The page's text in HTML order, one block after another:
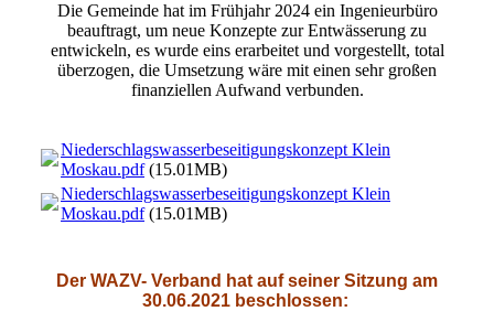
Die Gemeinde hat im Frühjahr 2024 ein Ingenieurbüro
beauftragt, um neue Konzepte zur Entwässerung zu
entwickeln, es wurde eins erarbeitet und vorgestellt, total
überzogen, die Umsetzung wäre mit einen sehr großen
finanziellen Aufwand verbunden.
Niederschlagswasserbeseitigungskonzept Klein
Moskau.pdf(15.01MB)
Niederschlagswasserbeseitigungskonzept Klein
Moskau.pdf(15.01MB)
Der WAZV- Verband hat auf seiner Sitzung am
30.06.2021 beschlossen: